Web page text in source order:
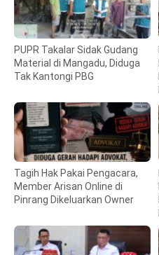
PUPR Takalar Sidak Gudang
Material di Mangadu, Diduga
Tak Kantongi PBG
Tagih Hak Pakai Pengacara,
Member Arisan Online di
Pinrang Dikeluarkan Owner